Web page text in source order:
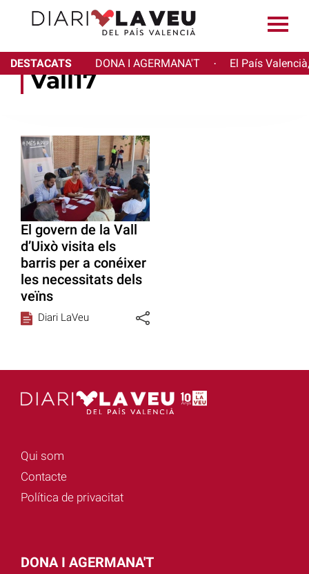
DESTACATS DONA I AGERMANA'T · El País
Vall17
El govern de la Vall
d’Uixò visita els
barris per a conéixer
les necessitats dels
veïns
Diari LaVeu
Qui som
Contacte
Política de privacitat
DONA I AGERMANA'T